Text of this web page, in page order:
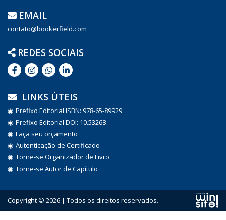
EMAIL
contato@bookerfield.com
REDES SOCIAIS
LINKS ÚTEIS
Prefixo Editorial ISBN: 978-65-89929
Prefixo Editorial DOI: 10.53268
Faça seu orçamento
Autenticação de Certificado
Torne-se Organizador de Livro
Torne-se Autor de Capítulo
Copyright © 2026 | Todos os direitos reservados.